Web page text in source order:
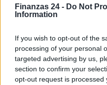
Finanzas 24 - Do Not
Information
If you wish to opt-out of the
processing of your personal
targeted advertising by us,
section to confirm your
opt-out request is processed
AUTOR